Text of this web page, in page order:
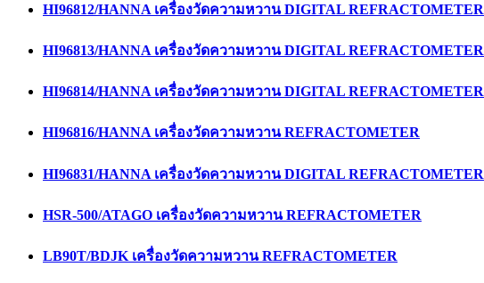
HI96812/HANNA เครื่องวัดความหวาน DIGITAL REFRACTOMETER
HI96813/HANNA เครื่องวัดความหวาน DIGITAL REFRACTOMETER
HI96814/HANNA เครื่องวัดความหวาน DIGITAL REFRACTOMETER
HI96816/HANNA เครื่องวัดความหวาน REFRACTOMETER
HI96831/HANNA เครื่องวัดความหวาน DIGITAL REFRACTOMETER
HSR-500/ATAGO เครื่องวัดความหวาน REFRACTOMETER
LB90T/BDJK เครื่องวัดความหวาน REFRACTOMETER